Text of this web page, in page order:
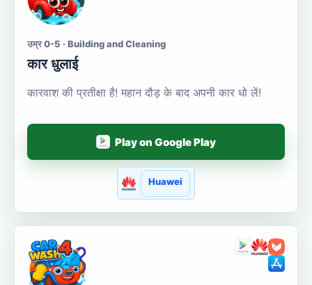
उम्र 0-5 · Building and Cleaning
कार धुलाई
कारवाश की प्रतीक्षा है! महान दौड़ के बाद अपनी कार धो लें!
Play on Google Play
Huawei